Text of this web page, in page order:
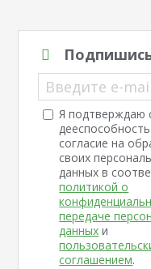
Введите e-
Я подтверждаю
согласие на
своих
данных в
политикой о
передаче
данных и
соглашением.